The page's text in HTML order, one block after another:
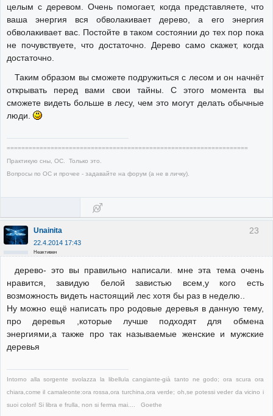
целым с деревом. Очень помогает, когда представляете, что
ваша энергия вся обволакивает дерево, а его энергия
обволакивает вас. Постойте в таком состоянии до тех пор пока
не почувствуете, что достаточно. Дерево само скажет, когда
достаточно.
Таким образом вы сможете подружиться с лесом и он начнёт
открывать перед вами свои тайны. С этого момента вы
сможете видеть больше в лесу, чем это могут делать обычные
люди.
==================================================================
Практикую сны, ОС. Только это.
Вопросы по ОС и прочее - задавайте на форум (а не в личку).
23
Unainita
22.4.2014 17:43
Неактивен
дерево- это вы правильно написали. мне эта тема очень
нравится, завидую белой завистью всем,у кого есть
возможность видеть настоящий лес хотя бы раз в неделю..
Ну можно ещё написать про родовые деревья в данную тему,
про деревья ,которые лучше подходят для обмена
энергиями,а также про так называемые женские и мужские
деревья
Intorno alla sorgente svolazza la libellula cangiante-già tanto ne godo; ora scura ora
chiara,come il camaleonte:ora rossa,ora turchina,ora verde; oh,se potessi veder da vicino i
suoi colori! Si libra e frulla, non si ferma mai.... Goethe